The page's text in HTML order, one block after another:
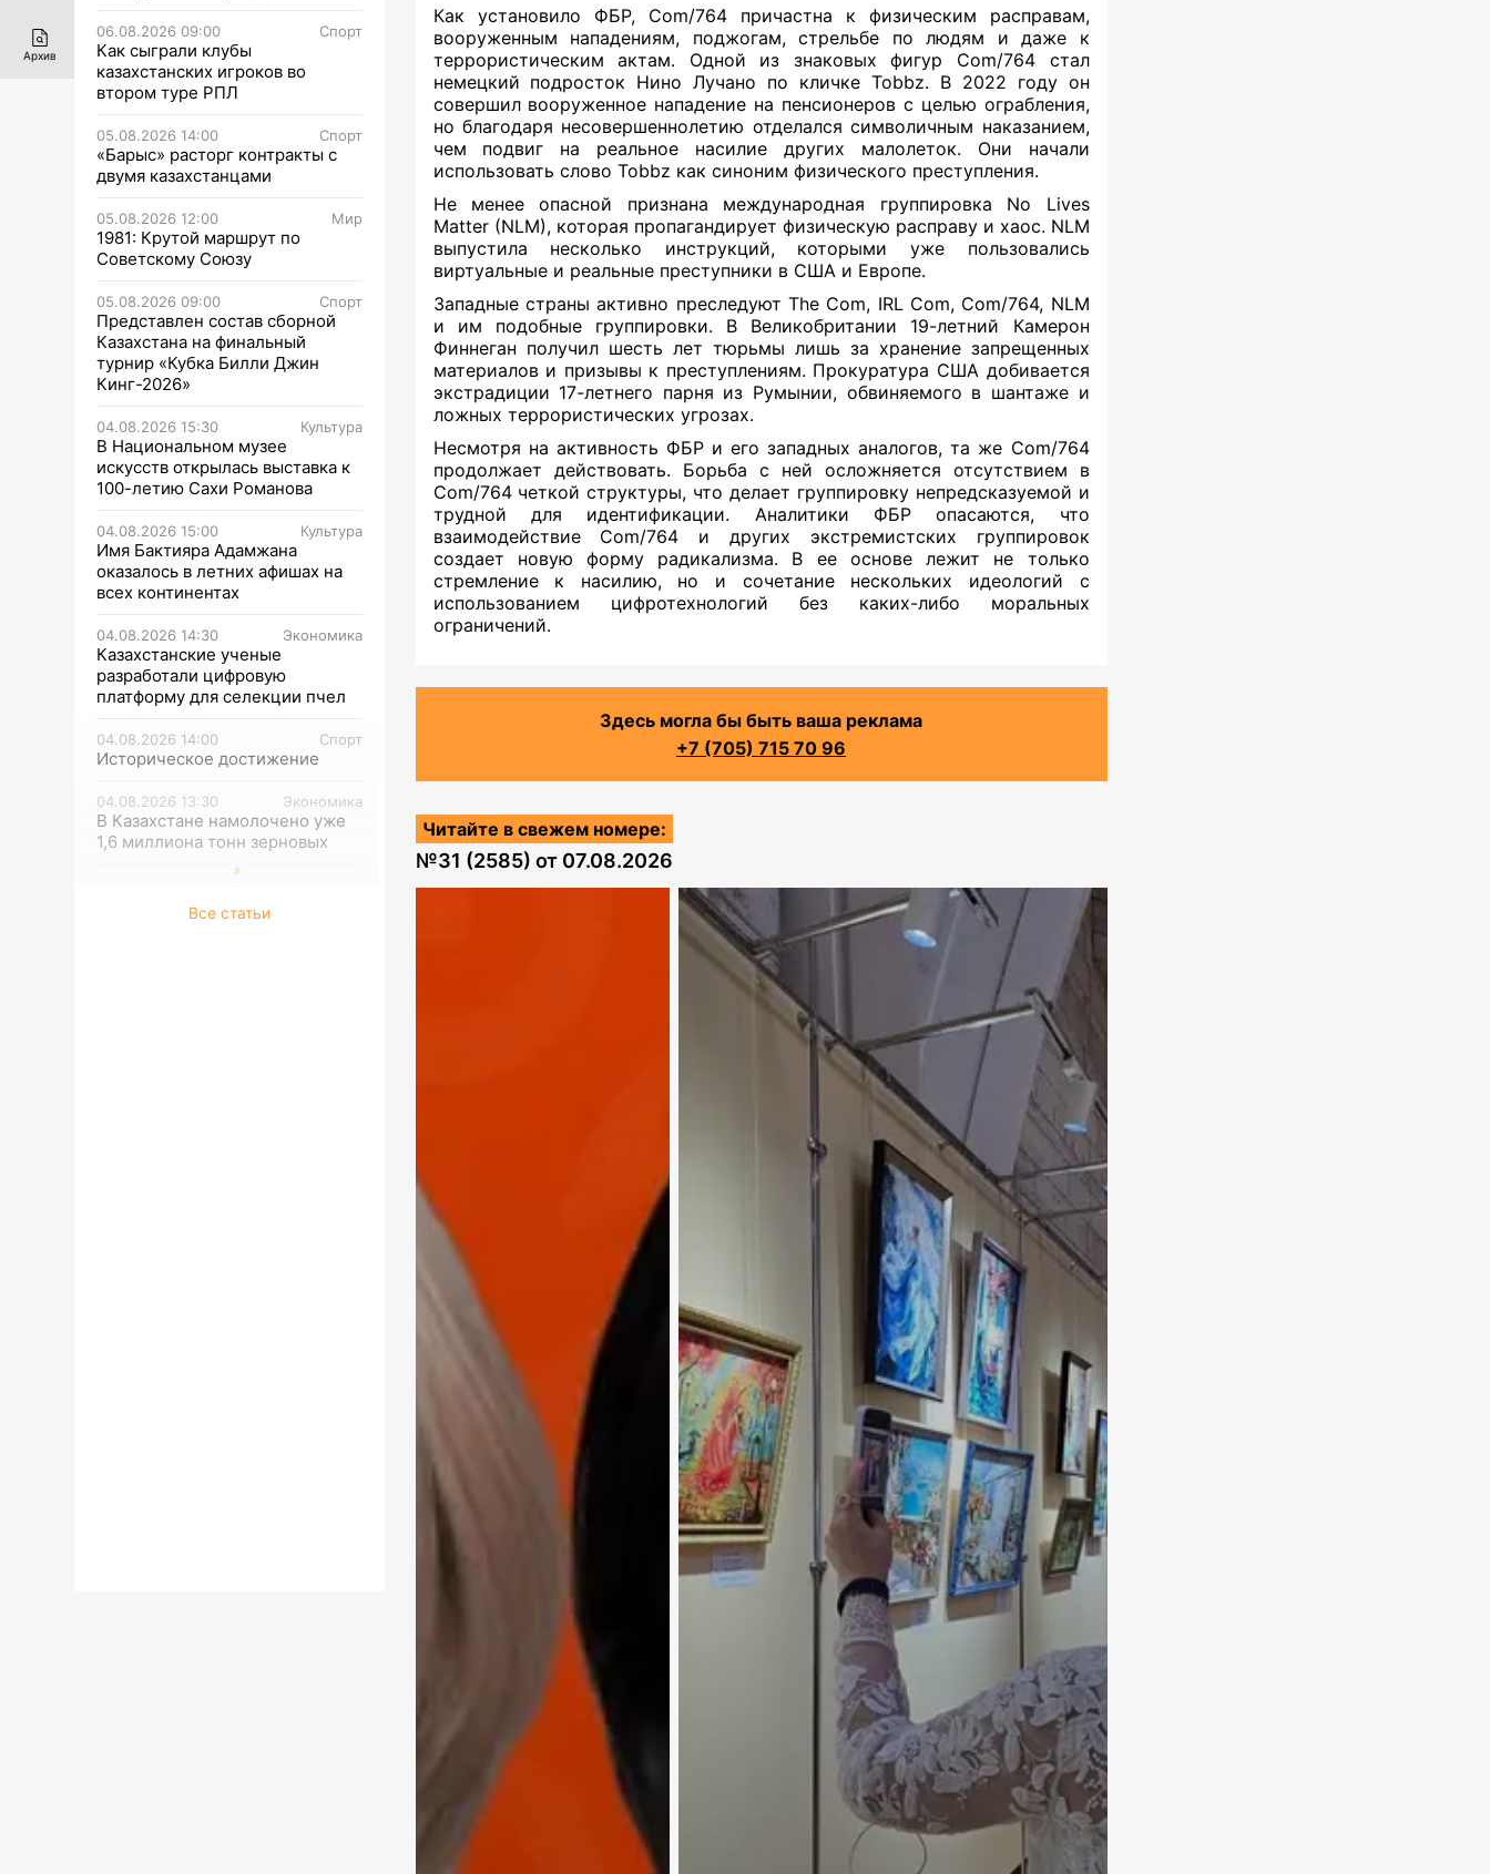
06.08.2026 09:00 Спорт
Как сыграли клубы
казахстанских игроков во
втором туре РПЛ
05.08.2026 14:00 Спорт
«Барыс» расторг контракты с
двумя казахстанцами
05.08.2026 12:00 Мир
1981: Крутой маршрут по
Советскому Союзу
05.08.2026 09:00 Спорт
Представлен состав сборной
Казахстана на финальный
турнир «Кубка Билли Джин
Кинг-2026»
04.08.2026 15:30 Культура
В Национальном музее
искусств открылась выставка к
100-летию Сахи Романова
04.08.2026 15:00 Культура
Имя Бактияра Адамжана
оказалось в летних афишах на
всех континентах
04.08.2026 14:30 Экономика
Казахстанские ученые
разработали цифровую
платформу для селекции пчел
04.08.2026 14:00 Спорт
Историческое достижение
04.08.2026 13:30 Экономика
В Казахстане намолочено уже
1,6 миллиона тонн зерновых
Все статьи
Как установило ФБР, Com/764 причастна к физическим расправам,
вооруженным нападениям, поджогам, стрельбе по людям и даже к
террористическим актам. Одной из знаковых фигур Com/764 стал
немецкий подросток Нино Лучано по кличке Tobbz. В 2022 году он
совершил вооруженное нападение на пенсионеров с целью ограбления,
но благодаря несовершеннолетию отделался символичным наказанием,
чем подвиг на реальное насилие других малолеток. Они начали
использовать слово Tobbz как синоним физического преступления.
Не менее опасной признана международная группировка No Lives
Matter (NLM), которая пропагандирует физическую расправу и хаос. NLM
выпустила несколько инструкций, которыми уже пользовались
виртуальные и реальные преступники в США и Европе.
Западные страны активно преследуют The Com, IRL Com, Com/764, NLM
и им подобные группировки. В Великобритании 19-летний Камерон
Финнеган получил шесть лет тюрьмы лишь за хранение запрещенных
материалов и призывы к преступлениям. Прокуратура США добивается
экстрадиции 17-летнего парня из Румынии, обвиняемого в шантаже и
ложных террористических угрозах.
Несмотря на активность ФБР и его западных аналогов, та же Com/764
продолжает действовать. Борьба с ней осложняется отсутствием в
Com/764 четкой структуры, что делает группировку непредсказуемой и
трудной для идентификации. Аналитики ФБР опасаются, что
взаимодействие Com/764 и других экстремистских группировок
создает новую форму радикализма. В ее основе лежит не только
стремление к насилию, но и сочетание нескольких идеологий с
использованием цифротехнологий без каких-либо моральных
ограничений.
Здесь могла бы быть ваша реклама
+7 (705) 715 70 96
Читайте в свежем номере:
№31 (2585) от 07.08.2026
Архив